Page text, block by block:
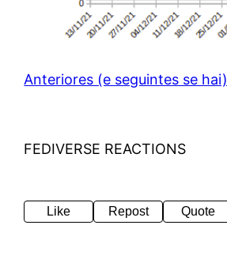
Anteriores (e seguintes se hai)
FEDIVERSE REACTIONS
Like Repost Quote